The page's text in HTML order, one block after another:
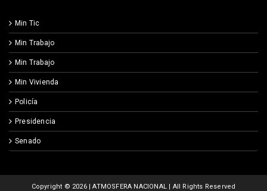
Min Tic
Min Trabajo
Min Trabajo
Min Vivienda
Policía
Presidencia
Senado
Copyright © 2026 | ATMOSFERA NACIONAL | All Rights Reserved